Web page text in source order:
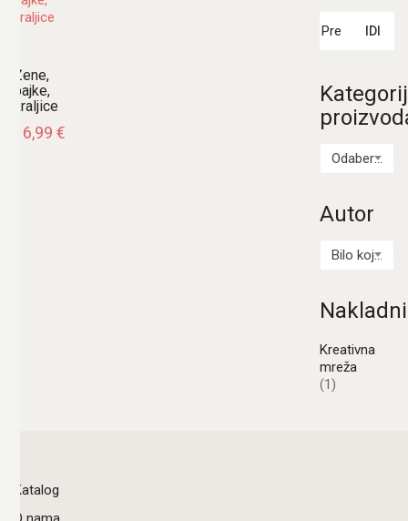
Žene,
bajke,
kraljice
16,99 €
IDI
Odaberi kategoriju
Autor
Bilo koji Autor
Kreativna
mreža
(1)
Katalog